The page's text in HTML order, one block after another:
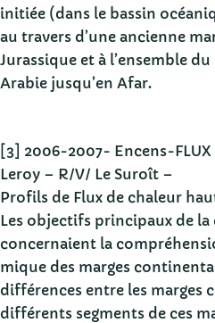
initiée (dans le bassin
au travers d’une ancienne
Jurassique et à l’ensemble
Arabie jusqu’en Afar.
[3] 2006-2007- Encens-FLUX
Leroy – R/V/ Le Suroît –
Profils de Flux de chaleur
Les objectifs principaux de la
concernaient la
mique des marges
différences entre les marges
différents segments de ces